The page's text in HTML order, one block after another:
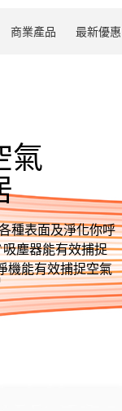
商業產品 最新優惠
氣
種表面及淨化你呼
吸塵器能有效捕捉
機能有效捕捉空氣